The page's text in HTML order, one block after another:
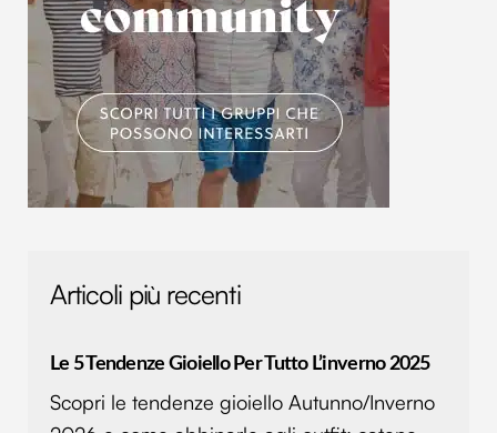
Articoli più recenti
Le 5 Tendenze Gioiello Per Tutto L’inverno 2025
Scopri le tendenze gioiello Autunno/Inverno